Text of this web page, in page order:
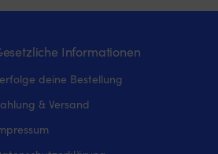
Informationen
deine Bestellung
& Versand